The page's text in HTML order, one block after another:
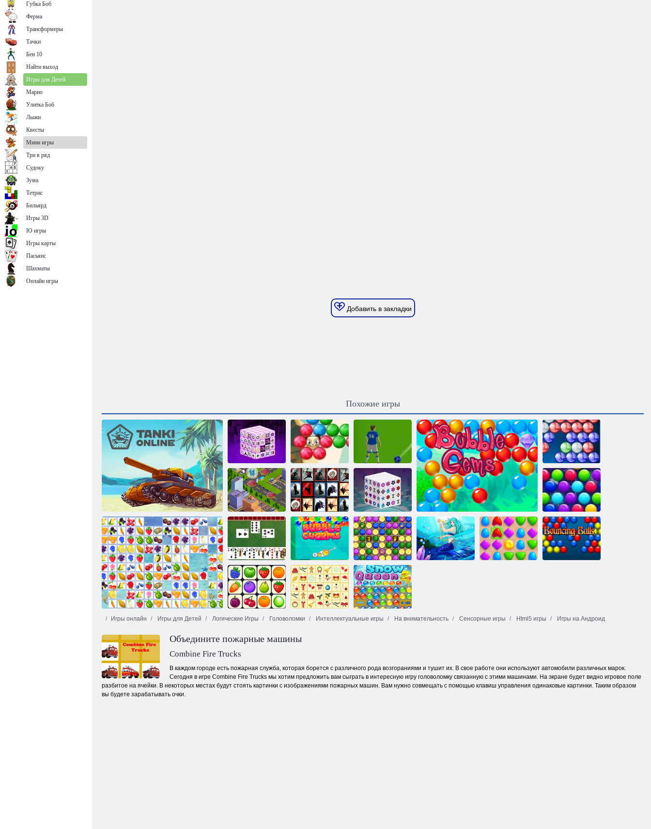
Добавить в закладки
Похожие игры
Танки Онлайн
Маджонг
темные
измерения
Стрелок
пузыря: Сага 2
Футбольные
пузыри
Стрелок
пузыря HD
Мой
небольшой
город
Плитка
неожиданностей
Маджонг Фрукты
Mаджонг
дименсионс
Рождественский
выпуск:
Забавные
пузыри
Черви
Зачарованные
пузыри
Снежная
королева 3
Маджонг
Коннект Онет
Рождественский
Игры онлайн Игры для Детей Логические Игры Головоломки Интеллектуальные игры На внимательность Сенсорные игры Html5 игры Игры на Андроид
Объедините пожарные машины
Combine Fire Trucks
В каждом городе есть пожарная служба, которая борется с различного рода возгораниями и тушит их. В свое работе они используют автомобили различных марок.
Сегодня в игре Combine Fire Trucks мы хотим предложить вам сыграть в интересную игру головоломку связанную с этими машинами. На экране будет видно игровое поле
разбитое на ячейки. В некоторых местах будут стоять картинки с изображениями пожарных машин. Вам нужно совмещать с помощью клавиш управления одинаковые картинки. Таким образом
вы будете зарабатывать очки.
Губка Боб
Ферма
Трансформеры
Тачки
Бен 10
Найти выход
Игры для Детей
Марио
Улитка Боб
Лыжи
Квесты
Мини игры
Три в ряд
Судоку
Зума
Тетрис
Бильярд
Игры 3D
IO игры
Игры карты
Пасьянс
Шахматы
Онлайн игры